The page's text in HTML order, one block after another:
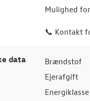
Mulighed
📞 Kontakt
data Brændstof
Ejerafgift
Energiklasse